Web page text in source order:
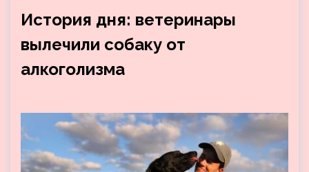
История дня: ветеринары
вылечили собаку от
алкоголизма